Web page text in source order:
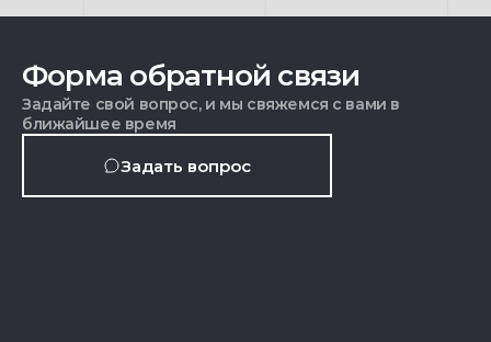
Форма обратной связи
Задайте свой вопрос, и мы свяжемся с вами в
ближайшее время
Задать вопрос